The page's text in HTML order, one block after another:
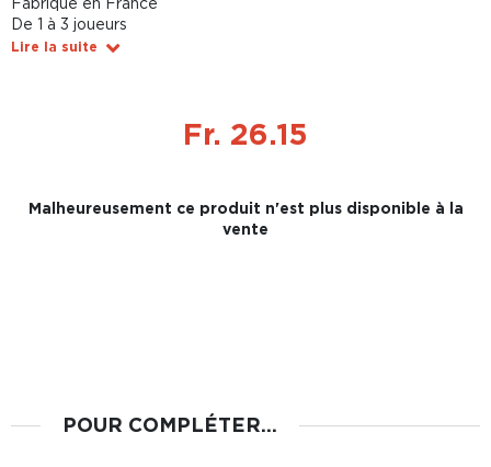
De 1 à 3 joueurs
Lire la suite
Fr. 26.15
Malheureusement ce produit n'est plus disponible à la
vente
POUR COMPLÉTER...